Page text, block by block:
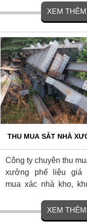
chủng loại, hư hỏng,
xưởng cơ khí. Liên hệ
nhận báo giá chính
đãi hoa hồng cao.
XEM THÊM
THU MUA SẮT NHÀ
NƠI
Công ty chuyên thu
xưởng phế liệu giá
mua xác nhà kho,
phelieuthuanphat.net
cam kết định giá
XEM THÊM